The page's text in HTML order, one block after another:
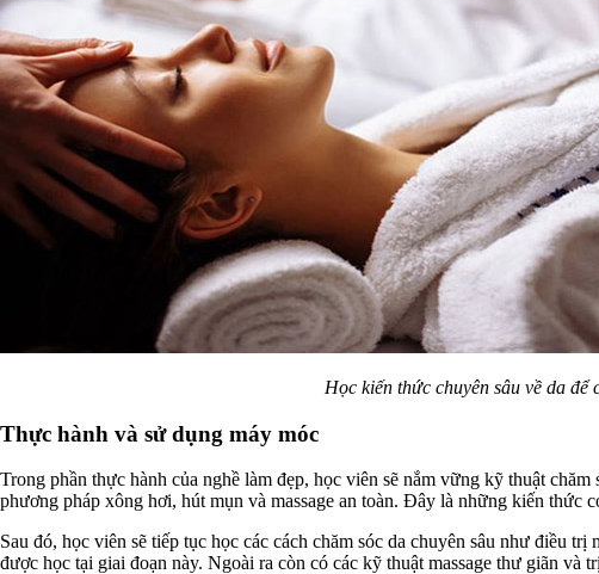
Học kiến thức chuyên sâu về da
Thực hành và sử dụng máy móc
Trong phần thực hành của nghề làm đẹp, học viên sẽ nắm vững kỹ thuật chăm
phương pháp xông hơi, hút mụn và massage an toàn. Đây là những kiến thức
Sau đó, học viên sẽ tiếp tục học các cách chăm sóc da chuyên sâu như điều
được học tại giai đoạn này. Ngoài ra còn có các kỹ thuật massage thư giãn và